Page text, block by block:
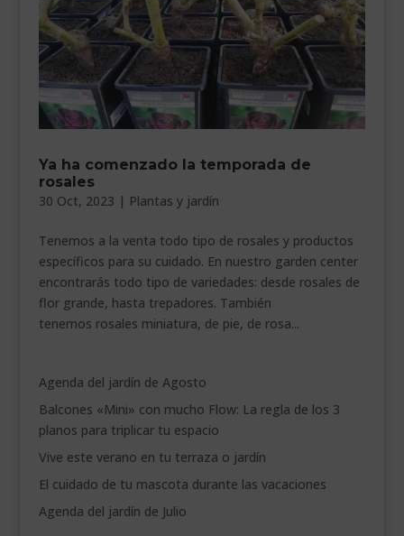
Ya ha comenzado la temporada de
rosales
30 Oct, 2023 | Plantas y jardín
Tenemos a la venta todo tipo de rosales y productos
específicos para su cuidado. En nuestro garden center
encontrarás todo tipo de variedades: desde rosales de
flor grande, hasta trepadores. También
tenemos rosales miniatura, de pie, de rosa...
Agenda del jardín de Agosto
Balcones «Mini» con mucho Flow: La regla de los 3
planos para triplicar tu espacio
Vive este verano en tu terraza o jardín
El cuidado de tu mascota durante las vacaciones
Agenda del jardín de Julio